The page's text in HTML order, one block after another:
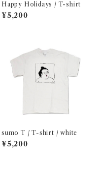
Happy Holidays / T-shirt
¥5,200
sumo T / T-shirt / white
¥5,200